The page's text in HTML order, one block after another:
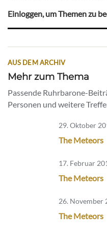
Einloggen, um Themen zu
AUS DEM ARCHIV
Mehr zum Thema
Passende Ruhrbarone-
Personen und weitere
29. Oktober
The Meteors
17. Februar
The Meteors
26. November
The Meteors